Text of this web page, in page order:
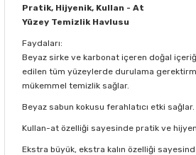
Pratik, Hijyenik, Kullan - At
Yüzey Temizlik Havlusu
Faydaları:
Beyaz sirke ve karbonat içeren doğal
edilen tüm yüzeylerde durulama
mükemmel temizlik sağlar.
Beyaz sabun kokusu ferahlatıcı etki sağlar.
Kullan-at özelliği sayesinde pratik ve
Ekstra büyük, ekstra kalın özelliği